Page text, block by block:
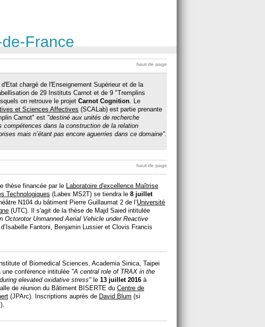
France
haut de page
chargé de l'Enseignement Supérieur et de la
de 29 Instituts Carnot et de 9 "Tremplins
on retrouve le projet Carnot Cognition . Le
et Sciences Affectives (SCALab) est partie prenante
Carnot" est "destiné aux unités de recherche
compétences dans la construction de la relation
mais n’étant pas encore aguerries dans ce domaine".
haut de page
thèse financée par le Laboratoire d'excellence Maîtrise
Technologiques (Labex MS2T) se tiendra le 8 juillet
N104 du bâtiment Pierre Guillaumat 2 de l’Université
(UTC). Il s'agit de la thèse de Majd Saied intitulée
Octorotor Unmanned Aerial Vehicle under Reactive
d’Isabelle Fantoni, Benjamin Lussier et Clovis Francis
of Biomedical Sciences, Academia Sinica, Taipei
conférence intitulée "A central role of TRAX in the
elevated oxidative stress" le 13 juillet 2016 à
de réunion du Bâtiment BISERTE du Centre de
(JPArc). Inscriptions auprès de David Blum (si